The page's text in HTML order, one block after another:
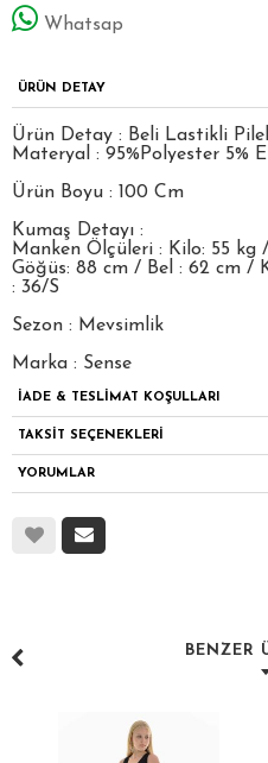
Whatsap
ÜRÜN DETAY
Ürün Detay : Beli Lastikli
Materyal : 95%Polyester 5%
Ürün Boyu : 100 Cm
Kumaş Detayı :
Manken Ölçüleri : Kilo: 55 kg
Göğüs: 88 cm / Bel : 62 cm /
: 36/S
Sezon : Mevsimlik
Marka : Sense
İADE & TESLİMAT KOŞULLARI
TAKSİT SEÇENEKLERİ
YORUMLAR
BENZER